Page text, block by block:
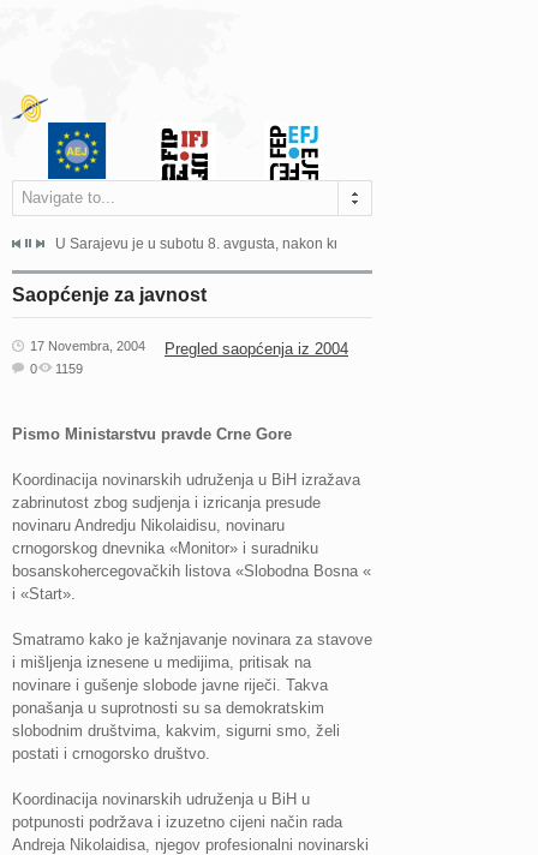
Navigate to...
na zahtjeve za pristup informacijama u zakonskom...
U Sarajevu je u subotu 8. avgusta, nakon kraće bolesti, preminuo
Saopćenje za javnost
17 Novembra, 2004 Pregled saopćenja iz 2004
0 1159
Pismo Ministarstvu pravde Crne Gore
Koordinacija novinarskih udruženja u BiH izražava
zabrinutost zbog sudjenja i izricanja presude
novinaru Andredju Nikolaidisu, novinaru
crnogorskog dnevnika «Monitor» i suradniku
bosanskohercegovačkih listova «Slobodna Bosna «
i «Start».
Smatramo kako je kažnjavanje novinara za stavove
i mišljenja iznesene u medijima, pritisak na
novinare i gušenje slobode javne riječi. Takva
ponašanja u suprotnosti su sa demokratskim
slobodnim društvima, kakvim, sigurni smo, želi
postati i crnogorsko društvo.
Koordinacija novinarskih udruženja u BiH u
potpunosti podržava i izuzetno cijeni način rada
Andreja Nikolaidisa, njegov profesionalni novinarski